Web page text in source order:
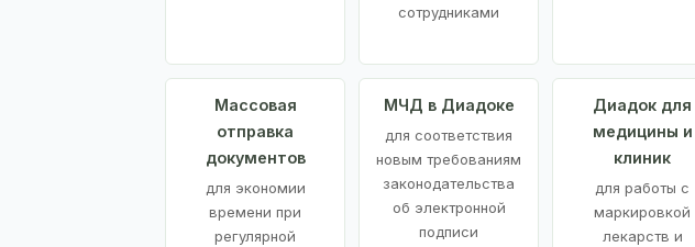
сотрудниками
Массовая
отправка
документов
для экономии
времени при
регулярной
МЧД в Диадоке
для соответствия
новым требованиям
законодательства
об электронной
подписи
Диадок для
медицины и
клиник
для работы с
маркировкой
лекарств и